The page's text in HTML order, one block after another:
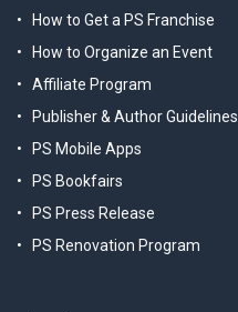
How to Get a PS Franchise
How to Organize an Event
Affiliate Program
Publisher & Author Guidelines
PS Mobile Apps
PS Bookfairs
PS Press Release
PS Renovation Program